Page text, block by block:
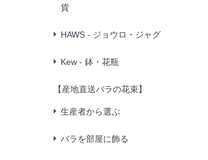
貨
HAWS - ジョウロ・ジャグ
Kew - 鉢・花瓶
【産地直送バラの花束】
生産者から選ぶ
バラを部屋に飾る